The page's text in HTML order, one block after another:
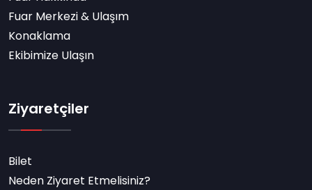
Fuar Merkezi & Ulaşım
Konaklama
Ekibimize Ulaşın
Ziyaretçiler
Bilet
Neden Ziyaret Etmelisiniz?